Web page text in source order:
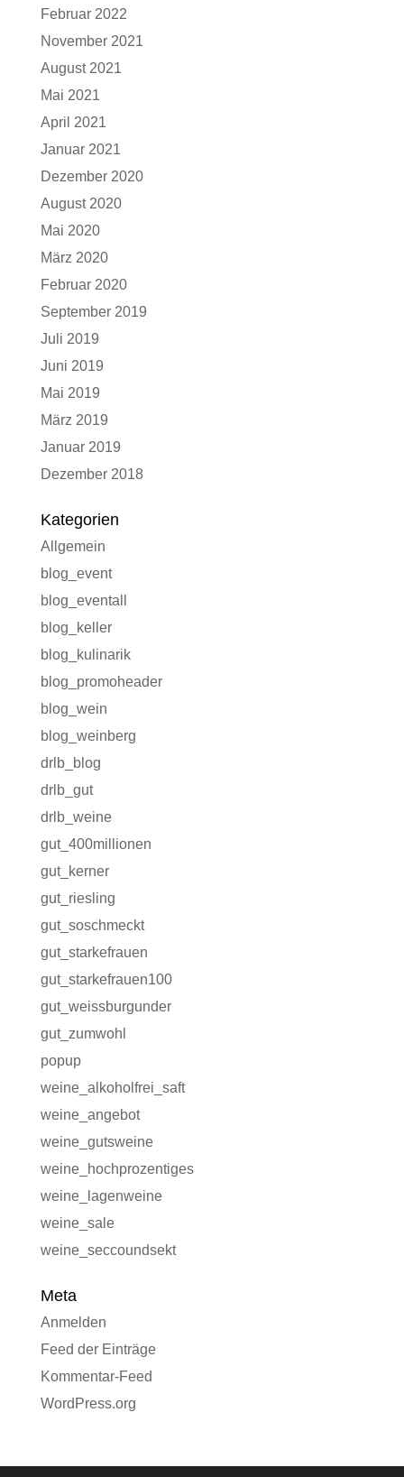
Februar 2022
November 2021
August 2021
Mai 2021
April 2021
Januar 2021
Dezember 2020
August 2020
Mai 2020
März 2020
Februar 2020
September 2019
Juli 2019
Juni 2019
Mai 2019
März 2019
Januar 2019
Dezember 2018
Kategorien
Allgemein
blog_event
blog_eventall
blog_keller
blog_kulinarik
blog_promoheader
blog_wein
blog_weinberg
drlb_blog
drlb_gut
drlb_weine
gut_400millionen
gut_kerner
gut_riesling
gut_soschmeckt
gut_starkefrauen
gut_starkefrauen100
gut_weissburgunder
gut_zumwohl
popup
weine_alkoholfrei_saft
weine_angebot
weine_gutsweine
weine_hochprozentiges
weine_lagenweine
weine_sale
weine_seccoundsekt
Meta
Anmelden
Feed der Einträge
Kommentar-Feed
WordPress.org